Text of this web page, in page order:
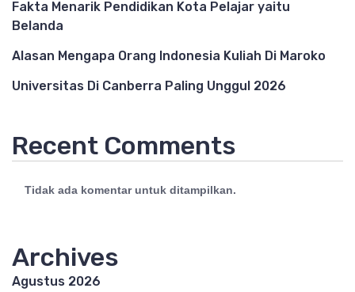
Fakta Menarik Pendidikan Kota Pelajar yaitu
Belanda
Alasan Mengapa Orang Indonesia Kuliah Di Maroko
Universitas Di Canberra Paling Unggul 2026
Recent Comments
Tidak ada komentar untuk ditampilkan.
Archives
Agustus 2026